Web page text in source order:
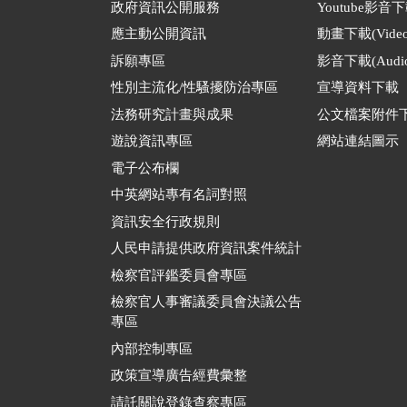
政府資訊公開服務
應主動公開資訊
訴願專區
性別主流化/性騷擾防治專區
法務研究計畫與成果
遊說資訊專區
電子公布欄
中英網站專有名詞對照
資訊安全行政規則
人民申請提供政府資訊案件統計
檢察官評鑑委員會專區
檢察官人事審議委員會決議公告
專區
內部控制專區
政策宣導廣告經費彙整
請託關說登錄查察專區
Youtube影音
動畫下載
影音下載
宣導資料下載
公文檔案附件
網站連結圖示